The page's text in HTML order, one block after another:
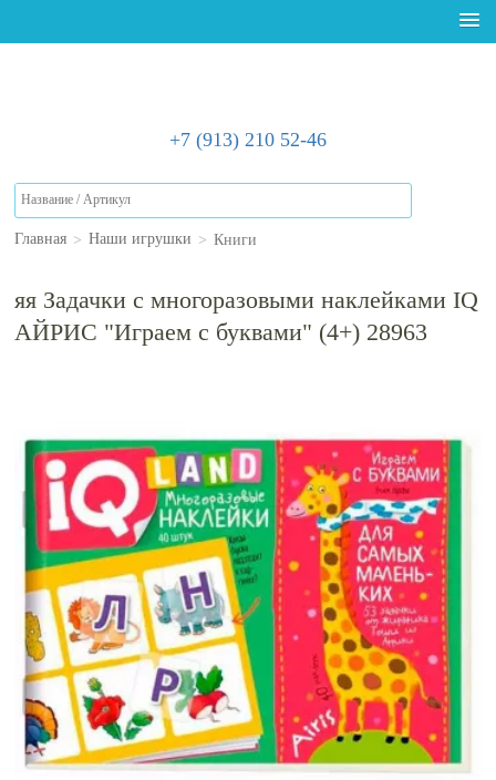
+7 (913) 210 52-46
Главная > Наши игрушки > Книги
яя Задачки с многоразовыми наклейками IQ
АЙРИС "Играем с буквами" (4+) 28963